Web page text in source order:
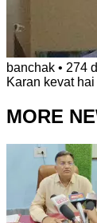
banchak • 274
Karan kevat
MORE